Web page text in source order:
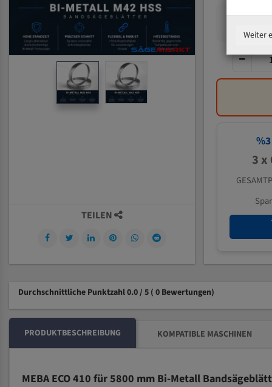
%3
3 x
TEILEN
Durchschnittliche Punktzahl 0.0 / 5 ( 0 Bewertungen)
PRODUKTBESCHREIBUNG KOMPATIBLE MASCHINEN
MEBA ECO 410 für 5800 mm Bi-Metall
Weiter